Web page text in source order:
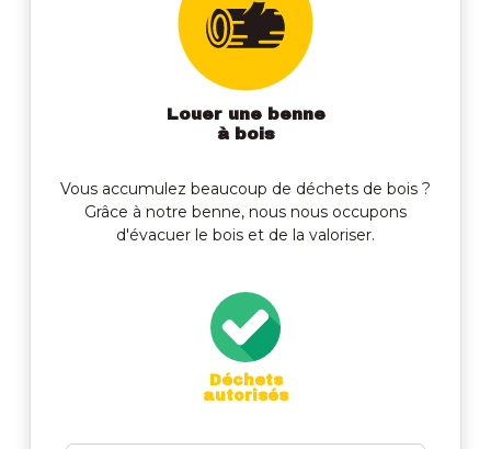
Louer une benne
à bois
Vous accumulez beaucoup de déchets de bois ?
Grâce à notre benne, nous nous occupons
d'évacuer le bois et de la valoriser.
Déchets
autorisés